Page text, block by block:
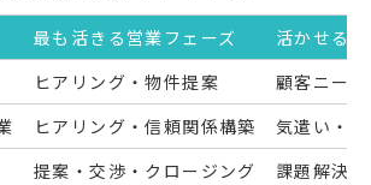
最も活きる営業フェーズ
活かせる
ヒアリング・物件提案
顧客ニー
ヒアリング・信頼関係構築
気遣い・
提案・交渉・クロージング 課題解決